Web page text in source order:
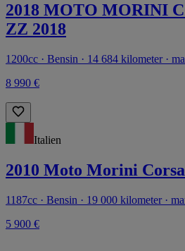
2018 MOTO MORINI
ZZ 2018
1200cc · Bensin · 14 684 kilometer ·
8 990 €
Italien
2010 Moto Morini
1187cc · Bensin · 19 000 kilometer ·
5 900 €